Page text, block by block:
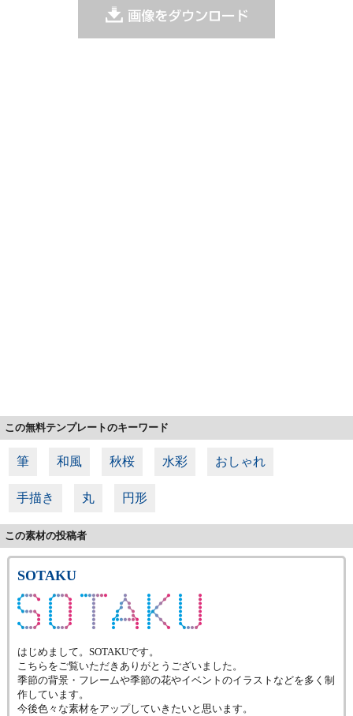
この無料テンプレートのキーワード
筆 和風 秋桜 水彩 おしゃれ
手描き 丸 円形
この素材の投稿者
SOTAKU
はじめまして。SOTAKUです。
こちらをご覧いただきありがとうございました。
季節の背景・フレームや季節の花やイベントのイラストなどを多く制
作しています。
今後色々な素材をアップしていきたいと思います。